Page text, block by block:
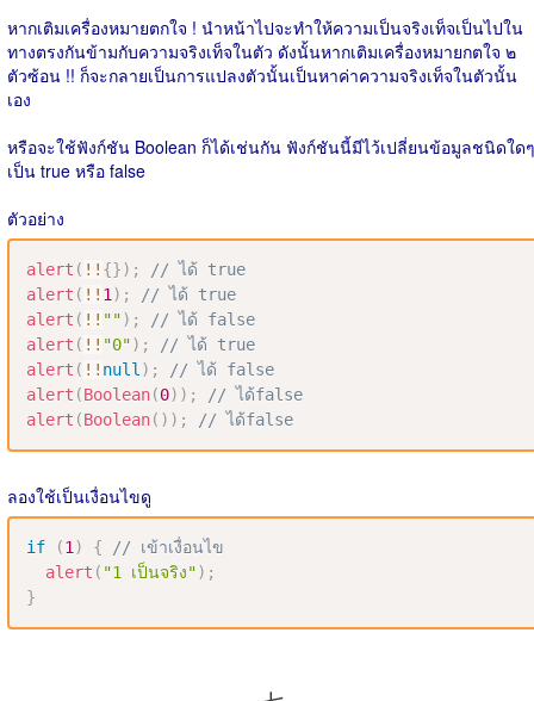
หากเติมเครื่องหมายตกใจ ! นำหน้าไปจะทำให้ความเป็นจริงเท็จเป็นไปใน
ทางตรงกันข้ามกับความจริงเท็จในตัว ดังนั้นหากเติมเครื่องหมายกตใจ ๒​
ตัวซ้อน !! ก็จะกลายเป็นการแปลงตัวนั้นเป็นหาค่าความจริงเท็จในตัวนั้น
เอง
หรือจะใช้ฟังก์ชัน Boolean ก็ได้เช่นกัน ฟังก์ชันนี้มีไว้เปลี่ยนข้อมูลชนิดใดๆ
เป็น true หรือ false
ตัวอย่าง
alert ( ! ! {}) ;
// ได้ true
alert ( ! ! 1 ) ;
// ได้ true
alert ( ! ! "") ;
// ได้ false
alert ( ! ! "0") ;
// ได้ true
alert ( ! ! null ) ;
// ได้ false
alert (Boolean(0) ) ;
// ได้false
alert (Boolean( ) ) ; // ได้false
ลองใช้เป็นเงื่อนไขดู
if (1 ) {
// เข้าเงื่อนไข
alert ( "1 เป็นจริง") ;
}